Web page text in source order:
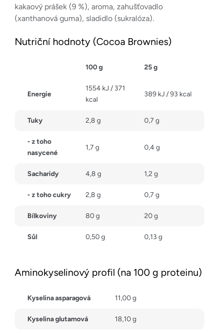
kakaový prášek (9 %), aroma, zahušťovadlo
(xanthanová guma), sladidlo (sukralóza).
Nutriční hodnoty (Cocoa Brownies)
100 g 25 g
Energie
1554 kJ / 371
kcal
389 kJ / 93 kcal
Tuky 2,8 g 0,7 g
- z toho
nasycené
1,7 g 0,4 g
Sacharidy 4,8 g 1,2 g
- z toho cukry 2,8 g 0,7 g
Bílkoviny 80 g 20 g
Sůl 0,50 g 0,13 g
Aminokyselinový profil (na 100 g proteinu)
Kyselina asparagová 11,00 g
Kyselina glutamová 18,10 g